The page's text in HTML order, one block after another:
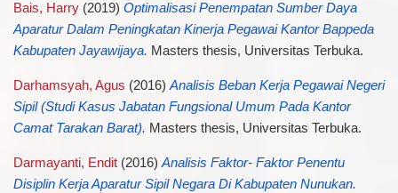
Bais, Harry(2019) Optimalisasi Penempatan Sumber Daya
Aparatur Dalam Peningkatan Kinerja Pegawai Kantor Bappeda
Kabupaten Jayawijaya. Masters thesis, Universitas Terbuka.
Darhamsyah, Agus (2016) Analisis Beban Kerja Pegawai Negeri
Sipil (Studi Kasus Jabatan Fungsional Umum Pada Kantor
Camat Tarakan Barat). Masters thesis, Universitas Terbuka.
Darmayanti, Endit(2016) Analisis Faktor- Faktor Penentu
Disiplin Kerja Aparatur Sipil Negara Di Kabupaten Nunukan.